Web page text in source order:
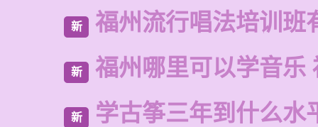
新 福州流行唱法培训班
新 福州哪里可以学音乐
新 学古筝三年到什么水